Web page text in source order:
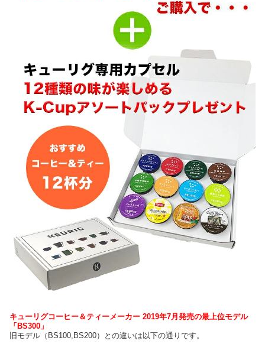
キューリグコーヒー＆ティーメーカー 2019年7月発売の最上位モデル
「BS300」
旧モデル（BS100,BS200）との違いは以下の通りです。